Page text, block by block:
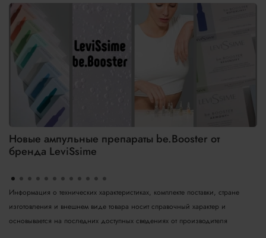
Новые ампульные препараты be.Booster от
бренда LeviSsime
Информация о технических характеристиках, комплекте поставки, стране
изготовления и внешнем виде товара носит справочный характер и
основывается на последних доступных сведениях от производителя